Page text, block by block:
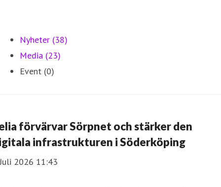
Nyheter (38)
Media (23)
Event (0)
förvärvar Sörpnet och stärker den
infrastrukturen i Söderköping
2026 11:43